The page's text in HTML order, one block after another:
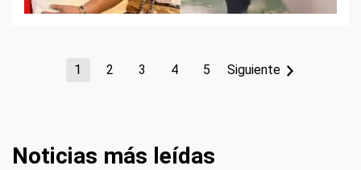
1 2 3 4 5 Siguiente
Noticias más leídas